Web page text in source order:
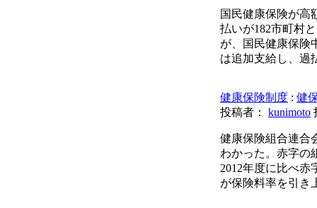
国民健康保険が高
払いが182市町村
が、国民健康保険
は追加支給し、過
健康保険制度 : 健
投稿者： kunimoto
健康保険組合連合
わかった。赤字の
2012年度に比べ赤
が保険料率を引き